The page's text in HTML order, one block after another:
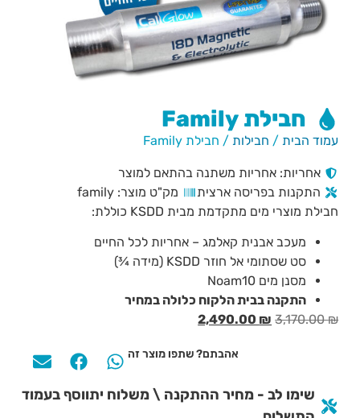
חבילת Family
עמוד הבית / חבילות / חבילת Family
אחריות: אחריות משתנה בהתאם למוצר
התקנות בפריסה ארצית
מק"ט מוצר: family
חבילת מוצרי מים מתקדמת מבית KSDD כוללת:
מעכב אבנית קאלמג – אחריות לכל החיים
סט שסתומי אל חוזר KSDD (מידה ¾)
מסנן מים Noam10
התקנה בבית הלקוח כלולה במחיר
3,170.00₪
2,490.00 ₪
אהבתם? שתפו מוצר זה
שימו לב - מחיר ההתקנה \ משלוח יתווסף בעמוד